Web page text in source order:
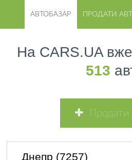
АВТОБАЗАР ПРОДАТИ
На CARS.UA
513
Продати